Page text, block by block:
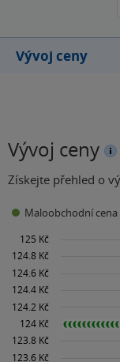
Vývoj ceny
Vývoj ceny
Získejte přehled o
Maloobchodní cena